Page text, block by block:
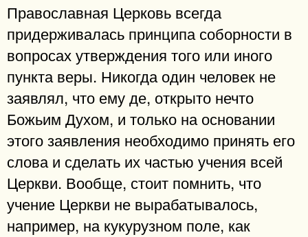
Православная Церковь всегда
придерживалась принципа соборности в
вопросах утверждения того или иного
пункта веры. Никогда один человек не
заявлял, что ему де, открыто нечто
Божьим Духом, и только на основании
этого заявления необходимо принять его
слова и сделать их частью учения всей
Церкви. Вообще, стоит помнить, что
учение Церкви не вырабатывалось,
например, на кукурузном поле, как